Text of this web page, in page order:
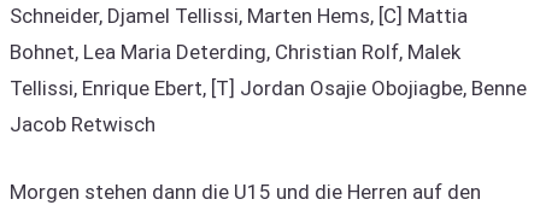
Schneider, Djamel Tellissi, Marten Hems, [C] Mattia
Bohnet, Lea Maria Deterding, Christian Rolf, Malek
Tellissi, Enrique Ebert, [T] Jordan Osajie Obojiagbe, Benne
Jacob Retwisch
Morgen stehen dann die U15 und die Herren auf den